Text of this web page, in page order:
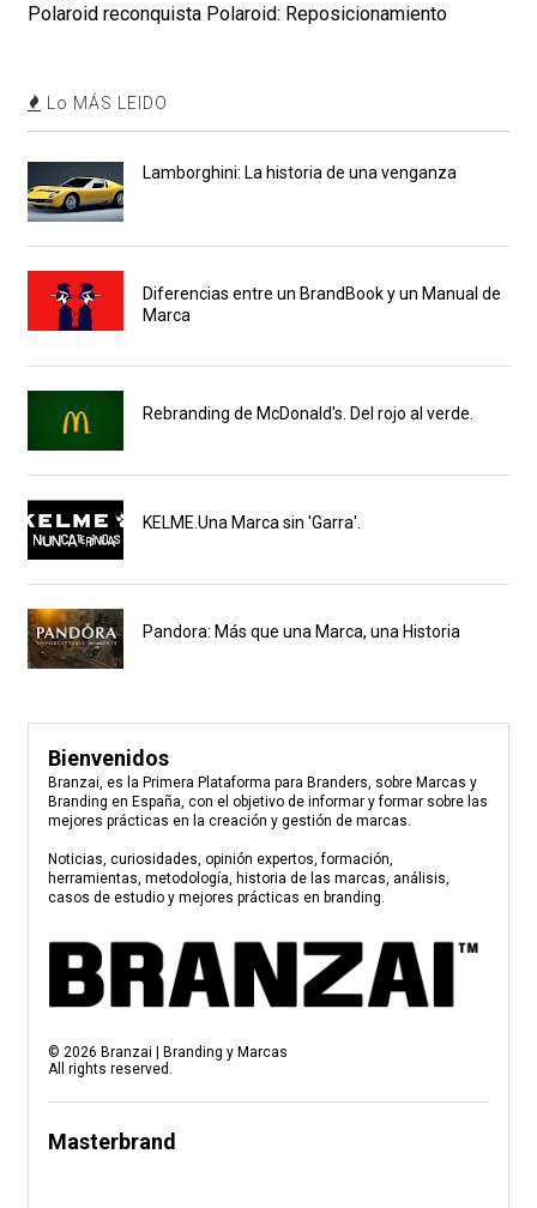
Polaroid reconquista Polaroid: Reposicionamiento
Lo MÁS LEIDO
Lamborghini: La historia de una venganza
Diferencias entre un BrandBook y un Manual de
Marca
Rebranding de McDonald's. Del rojo al verde.
KELME.Una Marca sin 'Garra'.
Pandora: Más que una Marca, una Historia
Bienvenidos
Branzai, es la Primera Plataforma para Branders, sobre Marcas y
Branding en España, con el objetivo de informar y formar sobre las
mejores prácticas en la creación y gestión de marcas.
Noticias, curiosidades, opinión expertos, formación,
herramientas, metodología, historia de las marcas, análisis,
casos de estudio y mejores prácticas en branding.
© 2026 Branzai | Branding y Marcas
All rights reserved.
Masterbrand